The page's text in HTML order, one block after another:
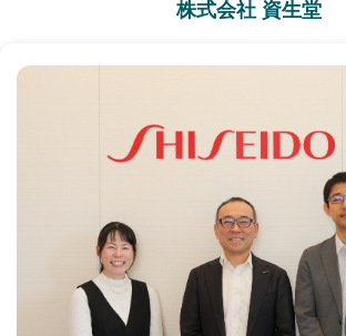
株式会社 資生堂